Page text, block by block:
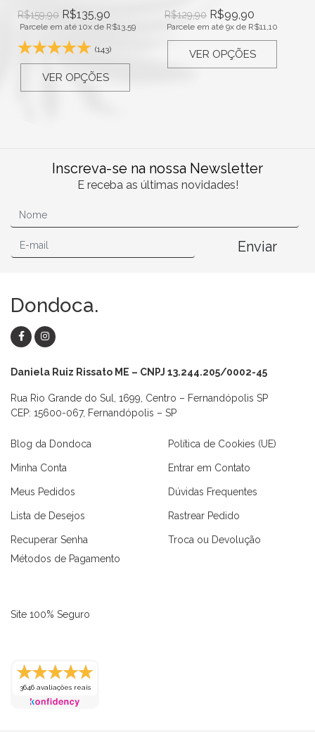
Macaquinhos
R$159,90 R$135,90
Parcele em até 10x de R$13,59
(143)
VER OPÇÕES
R$129,90 R$99,90
Parcele em até 9x de R$11,10
VER OPÇÕES
Inscreva-se na nossa Newsletter
E receba as últimas novidades!
Enviar
Dondoca.
Daniela Ruiz Rissato ME – CNPJ 13.244.205/0002-45
Rua Rio Grande do Sul, 1699, Centro – Fernandópolis SP
CEP: 15600-067, Fernandópolis – SP
Blog da Dondoca
Minha Conta
Meus Pedidos
Lista de Desejos
Recuperar Senha
Política de Cookies (UE)
Entrar em Contato
Dúvidas Frequentes
Rastrear Pedido
Troca ou Devolução
Métodos de Pagamento
Site 100% Seguro
3646 avaliações reais